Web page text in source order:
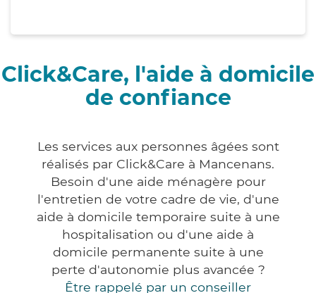
Click&Care, l'aide à domicile
de confiance
Les services aux personnes âgées sont
réalisés par Click&Care à Mancenans.
Besoin d'une aide ménagère pour
l'entretien de votre cadre de vie, d'une
aide à domicile temporaire suite à une
hospitalisation ou d'une aide à
domicile permanente suite à une
perte d'autonomie plus avancée ?
Être rappelé par un conseiller